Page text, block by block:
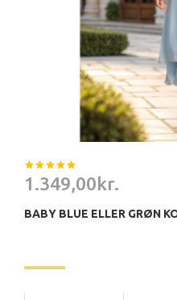
1.349,00kr.
BABY BLUE ELLER GRØN